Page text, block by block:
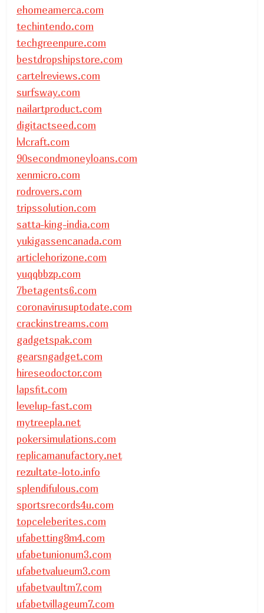
ehomeamerca.com
techintendo.com
techgreenpure.com
bestdropshipstore.com
cartelreviews.com
surfsway.com
nailartproduct.com
digitactseed.com
lvlcraft.com
90secondmoneyloans.com
xenmicro.com
rodrovers.com
tripssolution.com
satta-king-india.com
yukigassencanada.com
articlehorizone.com
yuqqbbzp.com
7betagents6.com
coronavirusuptodate.com
crackinstreams.com
gadgetspak.com
gearsngadget.com
hireseodoctor.com
lapsfit.com
levelup-fast.com
mytreepla.net
pokersimulations.com
replicamanufactory.net
rezultate-loto.info
splendifulous.com
sportsrecords4u.com
topceleberites.com
ufabetting8m4.com
ufabetunionum3.com
ufabetvalueum3.com
ufabetvaultm7.com
ufabetvillageum7.com